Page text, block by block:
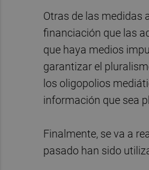
Otras de las medidas
financiación que las
que haya medios
garantizar el
los oligopolios
información que sea
Finalmente, se va a
pasado han sido